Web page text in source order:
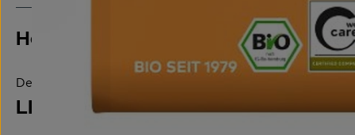
Hersteller: LEBENSBAUM
Deutschland
LEBENSBAUM